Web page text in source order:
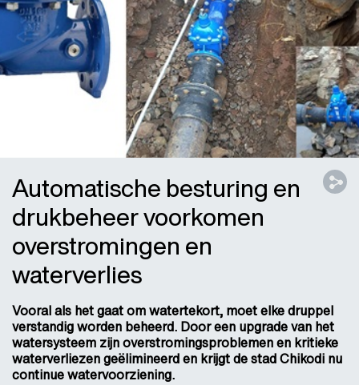
CONTACT
Automatische besturing en
drukbeheer voorkomen
overstromingen en
waterverlies
Vooral als het gaat om watertekort, moet elke druppel
verstandig worden beheerd. Door een upgrade van het
watersysteem zijn overstromingsproblemen en kritieke
waterverliezen geëlimineerd en krijgt de stad Chikodi nu
continue watervoorziening.